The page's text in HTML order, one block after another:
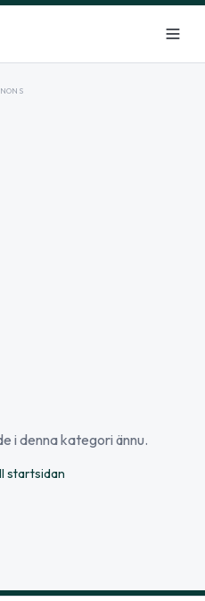
i denna kategori ännu.
startsidan